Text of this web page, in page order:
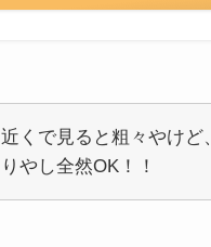
近くで見ると粗々やけど
りやし全然OK！！